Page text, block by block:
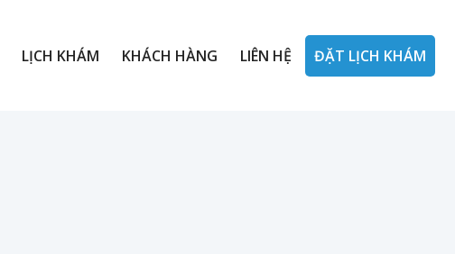
LỊCH KHÁM KHÁCH HÀNG LIÊN HỆ ĐẶT LỊCH KHÁM